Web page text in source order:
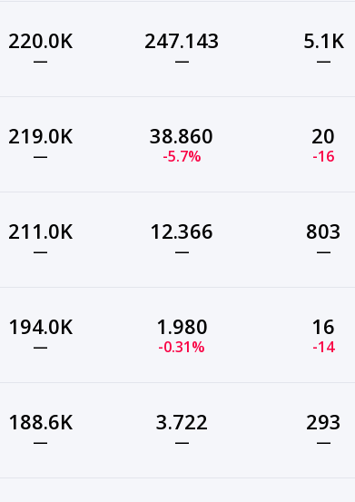
220.0K
—
247.143
—
5.1K
—
219.0K
—
38.860
-5.7%
20
-16
211.0K
—
12.366
—
803
—
194.0K
—
1.980
-0.31%
16
-14
188.6K
—
3.722
—
293
—